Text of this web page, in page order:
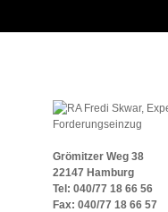
Grömitzer Weg 38
22147 Hamburg
Tel: 040/77 18 66 56
Fax: 040/77 18 66 57